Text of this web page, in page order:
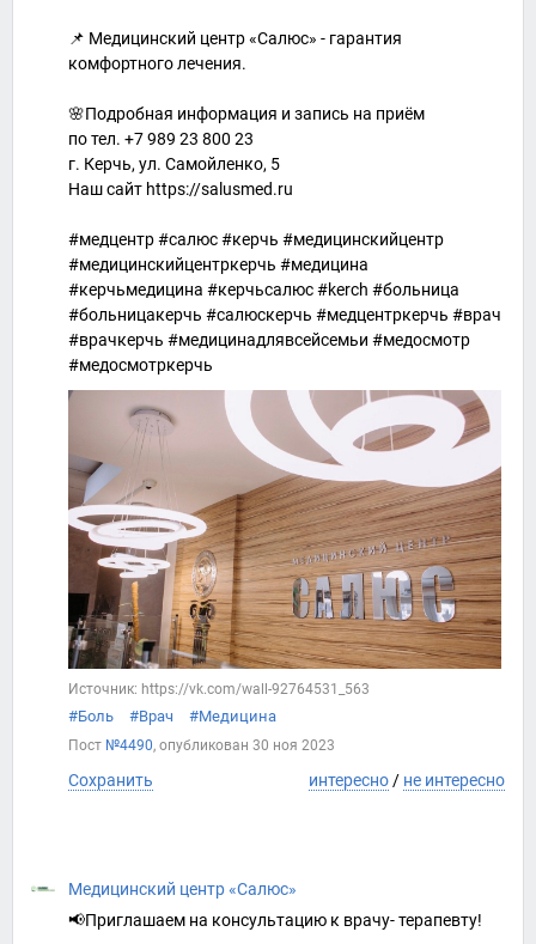
📌 Медицинский центр «Салюс» - гарантия
комфортного лечения.
🌸Подробная информация и запись на приём
по тел. +7 989 23 800 23
г. Керчь, ул. Самойленко, 5
Наш сайт https://salusmed.ru
#медцентр #салюс #керчь #медицинскийцентр
#медицинскийцентркерчь #медицина
#керчьмедицина #керчьсалюс #kerch #больница
#больницакерчь #салюскерчь #медцентркерчь #врач
#врачкерчь #медицинадлявсейсемьи #медосмотр
#медосмотркерчь
Источник: https://vk.com/wall-92764531_563
#Боль #Врач #Медицина
Пост №4490, опубликован 30 ноя 2023
Сохранить интересно / не интересно
Медицинский центр «Салюс»
📢Приглашаем на консультацию к врачу- терапевту!